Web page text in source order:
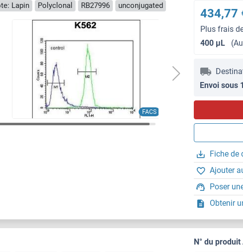
Lapin Polyclonal RB27996 unconjugated
FACS
434,77
Plus frais
400 μL
Envoi sous
Fiche de
Ajouter
Poser
Obtenir
N° du